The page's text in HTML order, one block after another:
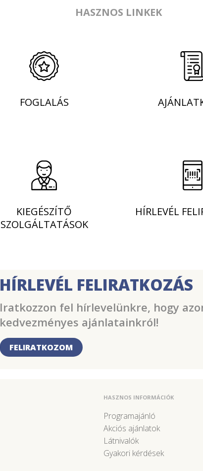
HASZNOS LINKEK
FOGLALÁS
KIEGÉSZÍTŐ
SZOLGÁLTATÁSOK
HÍRLEVÉL
HÍRLEVÉL FELIRATKOZÁS
Iratkozzon fel hírlevelünkre, hogy
kedvezményes ajánlatainkról!
FELIRATKOZOM
HASZNOS INFORMÁCIÓK
Programajánló
Akciós ajánlatok
Látnivalók
Gyakori kérdések